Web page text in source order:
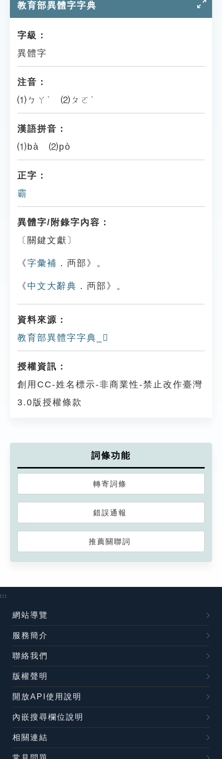
貓頭鷹博士
教育部異體字字典
字級：
異體字
注音：
⑴ㄅㄚˋ ⑵ㄆㄛˋ
漢語拼音：
⑴bà ⑵pò
正字：
霸
異體字/附錄字內容：
〔關鍵文獻〕
《字彙補 ．襾部》。
《 中文大辭典 ．襾部》。
資料來源：
教育部異體字字典_𧟲
授權資訊：
創用CC-姓名標示-非商業性-禁止改作臺灣
3.0版授權條款
詞條功能
轉寄詞條
錯誤通報
推薦關聯詞
:::
網站導覽
服務簡介
聯絡我們
版權聲明
開放API使用說明
內嵌搜尋欄位說明
相關連結